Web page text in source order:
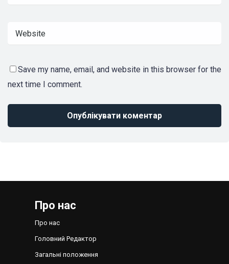
Save my name, email, and website in this browser for the
next time I comment.
Про нас
Про нас
Головний Редактор
Загальні положення